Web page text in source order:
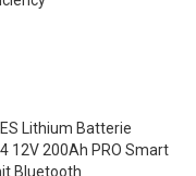
Lithium Batterie
12V 200Ah PRO Smart
Bluetooth